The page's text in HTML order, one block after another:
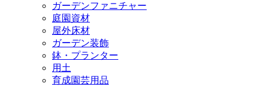
ガーデンファニチャー
庭園資材
屋外床材
ガーデン装飾
鉢・プランター
用土
育成園芸用品